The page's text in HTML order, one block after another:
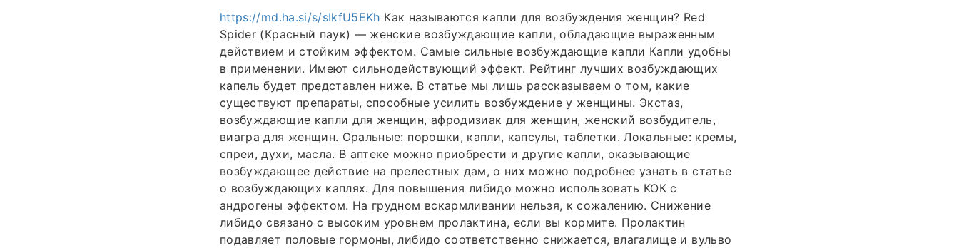
https://md.ha.si/s/sIkfU5EKh Как называются капли для возбуждения женщин? Red
Spider (Красный паук) — женские возбуждающие капли, обладающие выраженным
действием и стойким эффектом. Самые сильные возбуждающие капли Капли удобны
в применении. Имеют сильнодействующий эффект. Рейтинг лучших возбуждающих
капель будет представлен ниже. В статье мы лишь рассказываем о том, какие
существуют препараты, способные усилить возбуждение у женщины. Экстаз,
возбуждающие капли для женщин, афродизиак для женщин, женский возбудитель,
виагра для женщин. Оральные: порошки, капли, капсулы, таблетки. Локальные: кремы,
спреи, духи, масла. В аптеке можно приобрести и другие капли, оказывающие
возбуждающее действие на прелестных дам, о них можно подробнее узнать в статье
о возбуждающих каплях. Для повышения либидо можно использовать КОК с
андрогены эффектом. На грудном вскармливании нельзя, к сожалению. Снижение
либидо связано с высоким уровнем пролактина, если вы кормите. Пролактин
подавляет половые гормоны, либидо соответственно снижается, влагалище и вульво